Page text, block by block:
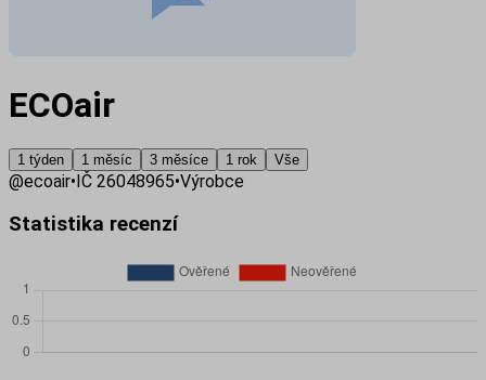
ECOair
1 týden 1 měsíc 3 měsíce 1 rok Vše
@ecoair•IČ 26048965•Výrobce
Statistika recenzí